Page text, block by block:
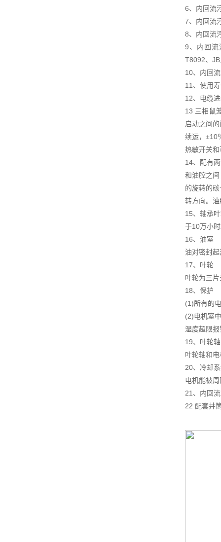
6、内回流
7、内回流
8、内回流
9、内回流
T8092、
10、内回
11、使用
12、电缆
13 三相鼠
启动之间
续运，±10
热敏开关
14、配有
和油腔之
的旋转的
转方向。
15、轴承
于10万小
16、油室
油对密封
17、叶轮
叶轮为三
18、保护
(1)所有的
(2)电机室
湿度超限
19、叶轮轴
叶轮轴和
20、冷却
电机能被
21、内回
22 配套井